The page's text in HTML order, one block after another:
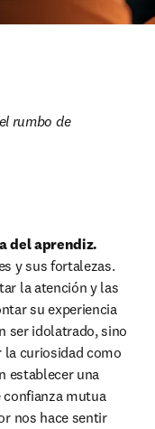
rumbo de
del aprendiz.
y sus fortalezas.
la atención y las
su experiencia
ser idolatrado, sino
curiosidad como
establecer una
confianza mutua
nos hace sentir